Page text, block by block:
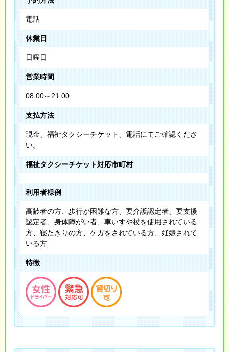
電話
休業日
日曜日
営業時間
08:00～21:00
支払方法
現金、福祉タクシーチケット、電話にてご確認くださ
い。
福祉タクシーチケット対応市町村
利用者様例
高齢者の方、歩行が困難な方、要介護認定者、要支援
認定者、身体障がい者、車いすや杖を使用されている
方、寝たきりの方、ケガをされている方、妊娠されて
いる方
特徴